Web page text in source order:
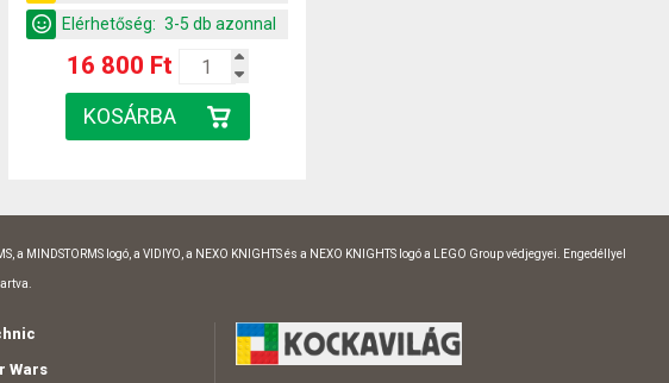
Elérhetőség: 3-5 db azonnal
16 800 Ft
MINDSTORMS logó, a VIDIYO, a NEXO KNIGHTS és a NEXO KNIGHTS logó a LEGO Group védjegyei. Engedéllyel
Wars